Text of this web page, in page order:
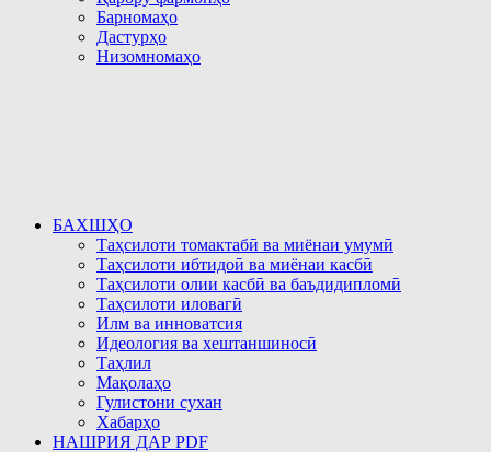
Барномаҳо
Дастурҳо
Низомномаҳо
БАХШҲО
Таҳсилоти томактабӣ ва миёнаи умумӣ
Таҳсилоти ибтидоӣ ва миёнаи касбӣ
Таҳсилоти олии касбӣ ва баъдидипломӣ
Таҳсилоти иловагӣ
Илм ва инноватсия
Идеология ва хештаншиносӣ
Таҳлил
Мақолаҳо
Гулистони сухан
Хабарҳо
НАШРИЯ ДАР PDF